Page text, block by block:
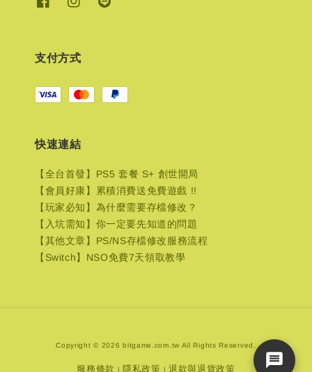
支付方式
快速連結
【全台首發】PS5 套餐 S+ 創世開局
【會員好康】累積消費送免費遊戲 !!
【玩家必知】為什麼需要存檔修改？
【入坑需知】你一定要先知道的問題
【其他文章】PS/NS存檔修改服務流程
【Switch】NSO免費7天領取教學
Copyright © 2026 bitgame.com.tw All Rights Reserved.
服務條款 | 隱私政策 | 退款與退貨政策